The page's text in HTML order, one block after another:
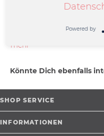
mehr
Könnte Dich ebenfalls
SHOP SERVICE
INFORMATIONEN
Powered by